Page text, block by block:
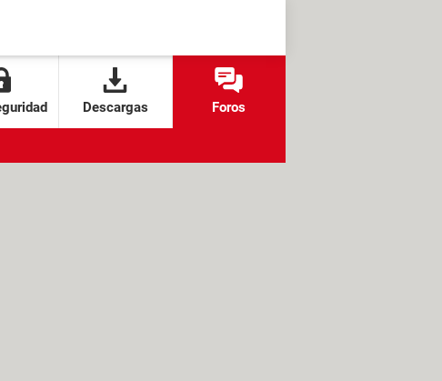
Descargas Foros